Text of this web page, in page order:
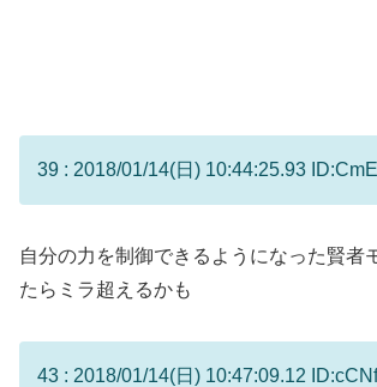
39 : 2018/01/14(日) 10:44:25.93
自分の力を制御できるようになった賢者
たらミラ超えるかも
43 : 2018/01/14(日) 10:47:09.12